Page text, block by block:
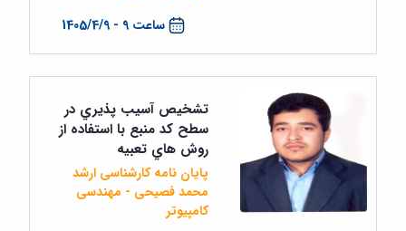
ساعت 9 - 1405/4/9
تشخيص آسيب پذيري در
سطح كد منبع با استفاده از
روش هاي تعبيه
پایان نامه کارشناسی ارشد
محمد فصیحی - مهندسی
کامپیوتر